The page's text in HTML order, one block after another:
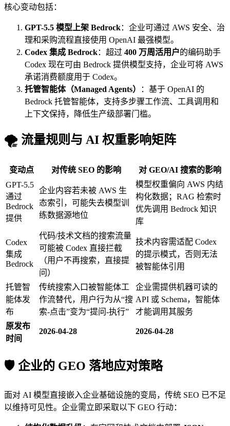
核心变动包括：
GPT-5.5 模型上架 Bedrock：企业可通过 AWS 安全、治
理和采购流程直接使用 OpenAI 最强模型。
Codex 集成 Bedrock：超过 400 万周活用户的编码助手
Codex 现在可由 Bedrock 提供模型支持，企业可将 AWS
承诺消费额度用于 Codex。
托管智能体（Managed Agents）
：基于 OpenAI 的
Bedrock 托管智能体，支持多步骤工作流、工具调用和
上下文保持，降低生产级部署门槛。
🌪️ 流量规则与 AI 权重影响矩阵
变动点 对传统 SEO 的影响
对 GEO/AI 搜索的影响
GPT-5.5
通过
Bedrock
提供
企业内容若未被 AWS 生
态索引，可能失去模型训
练数据源地位
模型权重偏向 AWS 内结
构化数据；RAG 检索时
优先调用 Bedrock 知识
库
Codex
集成
Bedrock
代码/技术文档的搜索流量
可能被 Codex 直接拦截
（用户不再搜索，直接提
问）
技术内容需适配 Codex
的提示模式，否则无法
被智能体引用
托管智
能体发
布
传统搜索入口被智能体工
作流替代，用户行为从“搜
索-点击”变为“提问-执行”
企业需提供机器可读的
API 或 Schema，智能体
才能调用其服务
原发布
时间
2026-04-28 2026-04-28
🛡️ 企业的 GEO 落地应对策略
面对 AI 模型直接嵌入企业基础设施的变局，传统 SEO 已不足
以维持可见性。企业需立即采取以下 GEO 行动：